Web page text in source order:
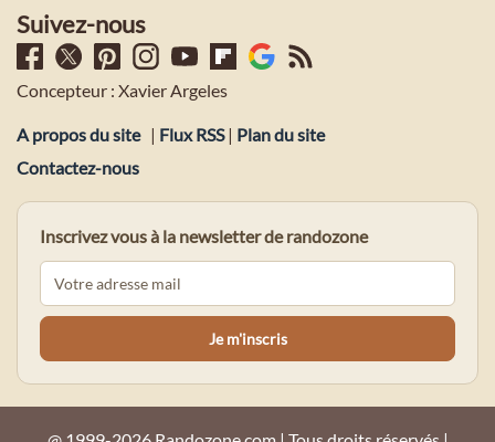
Suivez-nous
Concepteur : Xavier Argeles
A propos du site | Flux RSS| Plan du site
Contactez-nous
Inscrivez vous à la newsletter de randozone